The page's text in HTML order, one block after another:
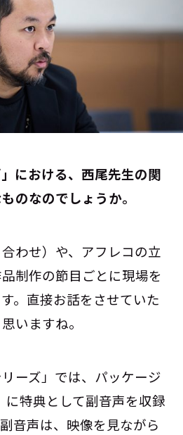
」における、西尾先生の関
のなのでしょうか。
わせ）や、アフレコの立
制作の節目ごとに現場を
。直接お話をさせていた
いますね。
ーズ」では、パッケージ
特典として副音声を収録
音声は、映像を見ながら